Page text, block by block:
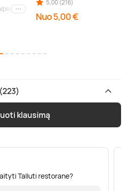
(aps.), Palanga (aps.), Nida (aps.),
Kiti miestai
5,00 (216)
Nuo 5,00 €
klausimą
Talluti restorane?